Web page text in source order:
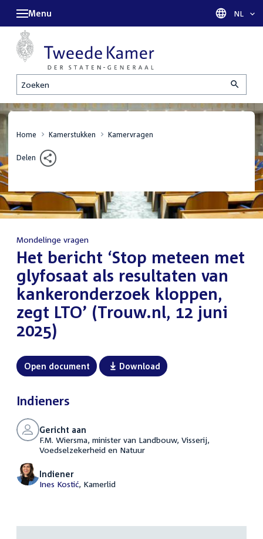
Zoeken
Menu Taal
NL
Home Kamerstukken Kamervragen
Delen
Mondelinge vragen
:Het bericht ‘Stop meteen met
glyfosaat als resultaten van
kankeronderzoek kloppen,
zegt LTO’ (Trouw.nl, 12 juni
2025)
Open document Download
Indieners
Gericht aan
F.M. Wiersma, minister van Landbouw, Visserij,
Voedselzekerheid en Natuur
Indiener
Ines Kostić, Kamerlid